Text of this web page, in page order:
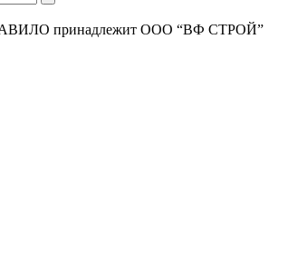
принадлежит ООО “ВФ СТРОЙ”